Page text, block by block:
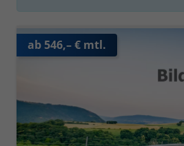
ab 546,– € mtl.